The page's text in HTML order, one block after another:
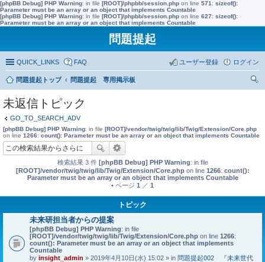
[phpBB Debug] PHP Warning: in file [ROOT]/phpbb/session.php on line 571 : sizeof():
Parameter must be an array or an object that implements Countable
[phpBB Debug] PHP Warning: in file [ROOT]/phpbb/session.php on line 627: sizeof():
Parameter must be an array or an object that implements Countable
問題提起
QUICK_LINKS FAQ ログイン
ユーザー登録
問題提起トップ
問題提起 専用掲示板
未返信トピック
GO_TO_SEARCH_ADV
[phpBB Debug] PHP Warning: in file [ROOT]/vendor/twig/twig/lib/Twig/Extension/Core.php
on line 1266: count(): Parameter must be an array or an object that implements Countable
検索結果 3 件 [phpBB Debug] PHP Warning: in file
[ROOT]/vendor/twig/twig/lib/Twig/Extension/Core.phpon line 1266: count():
Parameter must be an array or an object that implements Countable
• ページ 1 ／ 1
トピック
未来研担当者からの提案
[phpBB Debug] PHP Warning: in file
[ROOT]/vendor/twig/twig/lib/Twig/Extension/Core.php on line 1266:
count(): Parameter must be an array or an object that implements
Countable
by insight_admin » 2019年4月10日(水) 15:02 » in 問題提起002 『未来世代